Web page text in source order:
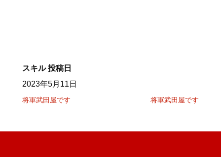
スキル 投稿日
2023年5月11日
将軍武田屋です 将軍武田屋です